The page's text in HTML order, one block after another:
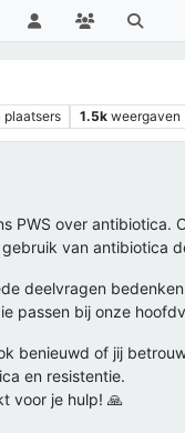
plaatsers 1.5k weergaven
PWS over antibiotica.
van antibiotica
deelvragen
passen bij onze
benieuwd of jij
en resistentie.
voor je hulp! 🙏